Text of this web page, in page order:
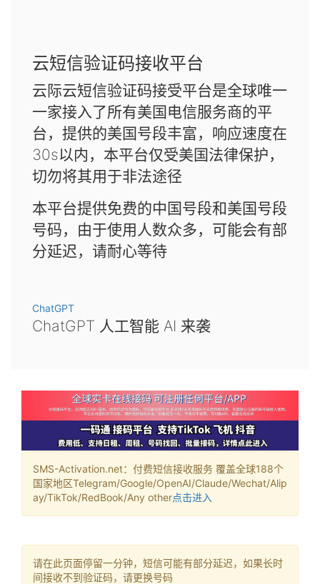
云短信验证码接收平台
云际云短信验证码接受平台是全球唯一
一家接入了所有美国电信服务商的平
台，提供的美国号段丰富，响应速度在
30s以内，本平台仅受美国法律保护，
切勿将其用于非法途径
本平台提供免费的中国号段和美国号段
号码，由于使用人数众多，可能会有部
分延迟，请耐心等待
ChatGPT
ChatGPT 人工智能 AI 来袭
SMS-Activation.net：付费短信接收服务 覆盖全球188个
国家地区Telegram/Google/OpenAI/Claude/Wechat/Alip
ay/TikTok/RedBook/Any other点击进入
请在此页面停留一分钟，短信可能有部分延迟，如果长时
间接收不到验证码，请更换号码